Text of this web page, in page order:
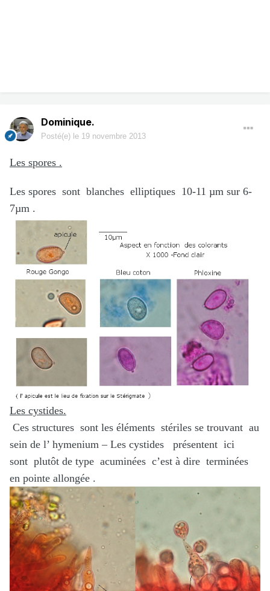
Dominique.
Posté(e) le 19 novembre 2013
Les spores .
Les spores sont blanches elliptiques 10-11 µm sur 6-
7µm .
Les cystides.
Ces structures sont les éléments stériles se trouvant au
sein de l’ hymenium – Les cystides présentent ici
sont plutôt de type acuminées c’est à dire terminées
en pointe allongée .